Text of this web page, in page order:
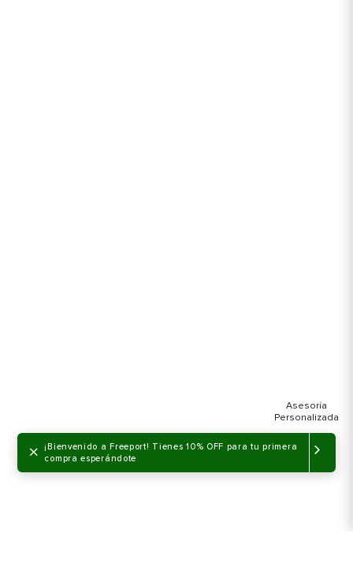
×
¡Bienvenido a Freeport! Tienes 10% OFF para tu primera
compra esperándote